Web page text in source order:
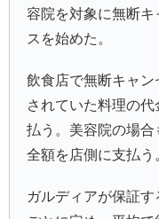
容院を対象に無断
スを始めた。
飲食店で無断キャ
されていた料理の
払う。美容院の場
全額を店側に支払う
ガルディアが保証